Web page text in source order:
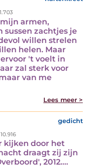
armen,
zachtjes je
willen strelen
helen. Maar
't voelt in
zal sterk voor
van me
Lees meer >
gedicht
kijken door het
draagt zij zijn
2012.…